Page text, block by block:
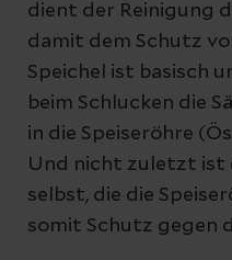
dient der Reinigung
damit dem Schutz
Speichel ist basisch
beim Schlucken die
in die Speiseröhre
Und nicht zuletzt ist
selbst, die die
somit Schutz gegen